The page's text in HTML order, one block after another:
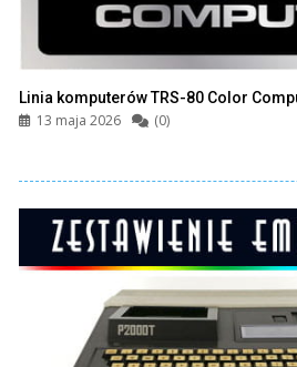
Linia komputerów TRS-80 Color
13 maja 2026 (0)